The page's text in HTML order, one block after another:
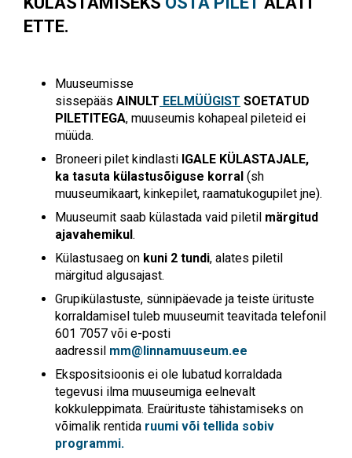
ETTE.
Muuseumisse
sissepääs AINULT EELMÜÜGIST SOETATUD
PILETITEGA, muuseumis kohapeal pileteid ei
müüda.
Broneeri pilet kindlasti IGALE KÜLASTAJALE,
ka tasuta külastusõiguse korral (sh
muuseumikaart, kinkepilet, raamatukogupilet jne).
Muuseumit saab külastada vaid piletil märgitud
ajavahemikul.
Külastusaeg on kuni 2 tundi, alates piletil
märgitud algusajast.
Grupikülastuste, sünnipäevade ja teiste ürituste
korraldamisel tuleb muuseumit teavitada telefonil
601 7057 või e-posti
aadressil mm@linnamuuseum.ee
Ekspositsioonis ei ole lubatud korraldada
tegevusi ilma muuseumiga eelnevalt
kokkuleppimata. Eraürituste tähistamiseks on
võimalik rentida ruumi või tellida sobiv
programmi.